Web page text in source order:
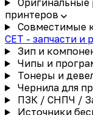
Оригинальные
принтеров
Совместимые
CET - запчасти
Зип и
Чипы и
Тонеры и
Чернила для
ПЗК / СНПЧ /
Источники